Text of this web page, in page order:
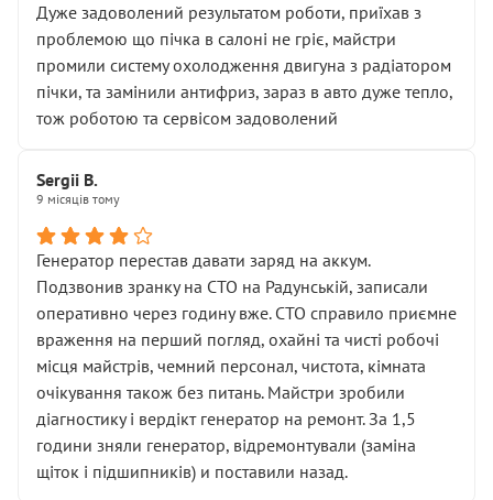
Дуже задоволений результатом роботи, приїхав з
проблемою що пічка в салоні не гріє, майстри
промили систему охолодження двигуна з радіатором
пічки, та замінили антифриз, зараз в авто дуже тепло,
тож роботою та сервісом задоволений
Sergii B.
9 місяців тому
Генератор перестав давати заряд на аккум.
Подзвонив зранку на СТО на Радунській, записали
оперативно через годину вже. СТО справило приємне
враження на перший погляд, охайні та чисті робочі
місця майстрів, чемний персонал, чистота, кімната
очікування також без питань. Майстри зробили
діагностику і вердікт генератор на ремонт. За 1,5
години зняли генератор, відремонтували (заміна
щіток і підшипників) и поставили назад.